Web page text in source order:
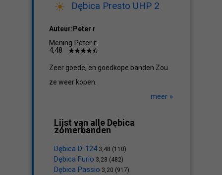
Dębica Presto UHP 2
Auteur:Peter r
Mening Peter r:
4,48
Zeer goede, en goedkope banden Zou
ze weer kopen.
meer »
Lijst van alle Dębica
zomerbanden
Dębica D-1243,48 (110)
Dębica Furio 3,28 (482)
Dębica Passio 3,20 (917)